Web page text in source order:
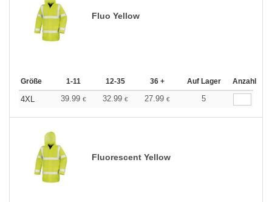
Fluo Yellow
Größe 1-11 12-35 36 + Auf Lager Anzahl
4XL 39.99 € 32.99 € 27.99 € 5
Fluorescent Yellow